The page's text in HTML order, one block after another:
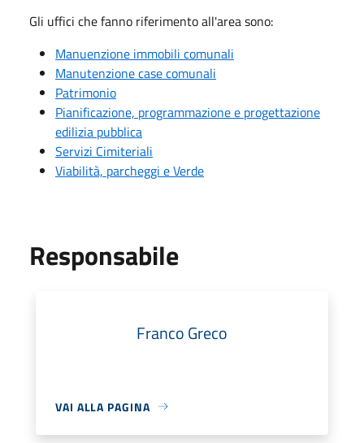
Gli uffici che fanno riferimento all'area sono:
Manuenzione immobili comunali
Manutenzione case comunali
Patrimonio
Pianificazione, programmazione e progettazione
edilizia pubblica
Servizi Cimiteriali
Viabilità, parcheggi e Verde
Responsabile
Franco Greco
VAI ALLA PAGINA